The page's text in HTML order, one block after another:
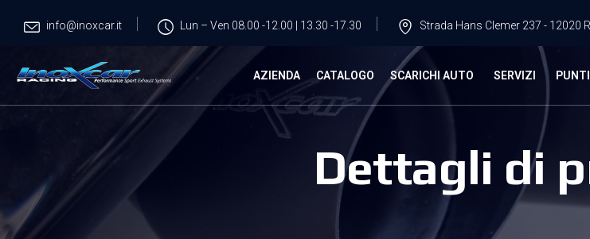
info@inoxcar.it Lun – Ven 08.00 -12.00 | 13.30 -17.30 Strada Hans Clemer 237 - 12020
AZIENDA CATALOGO SCARICHI AUTO SERVIZI
Dettagli di